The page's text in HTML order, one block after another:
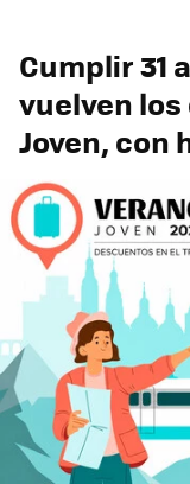
Cumplir 31
vuelven
Joven, con